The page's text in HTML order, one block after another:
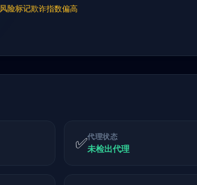
风险标记欺诈指数偏高
✅代理状态
未检出代理